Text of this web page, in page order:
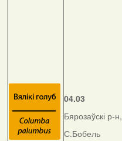
04.03
Бярозаўскі р-н,
С.Бобель